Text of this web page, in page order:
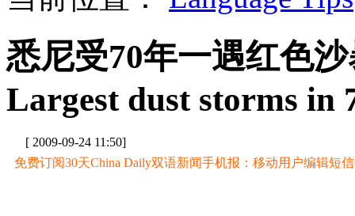
悉尼受70年一遇红色
Largest dust storms in
[ 2009-09-24 11:50]
免费订阅30天China Daily双语新闻手机报：移动用户编辑短信